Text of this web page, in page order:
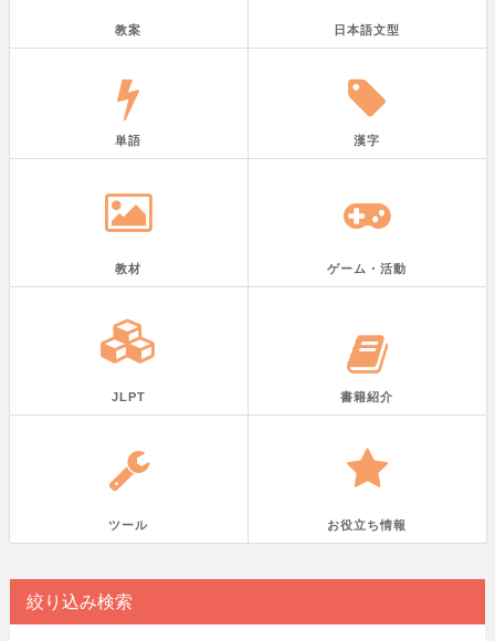
教案 日本語文型
単語 漢字
教材 ゲーム・活動
JLPT 書籍紹介
ツール お役立ち情報
絞り込み検索